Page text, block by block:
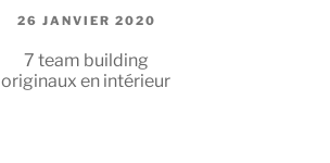
PUBLIÉ
26 JANVIER 2020
7 team building
originaux en intérieur